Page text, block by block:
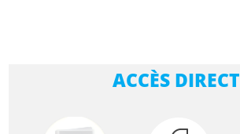
ACCÈS DIRECT